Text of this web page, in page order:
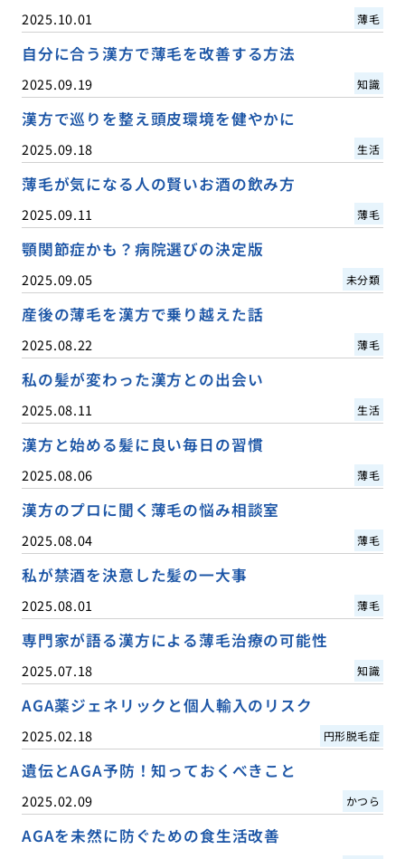
2025.10.01 薄毛
自分に合う漢方で薄毛を改善する方法
2025.09.19 知識
漢方で巡りを整え頭皮環境を健やかに
2025.09.18 生活
薄毛が気になる人の賢いお酒の飲み方
2025.09.11 薄毛
顎関節症かも？病院選びの決定版
2025.09.05 未分類
産後の薄毛を漢方で乗り越えた話
2025.08.22 薄毛
私の髪が変わった漢方との出会い
2025.08.11 生活
漢方と始める髪に良い毎日の習慣
2025.08.06 薄毛
漢方のプロに聞く薄毛の悩み相談室
2025.08.04 薄毛
私が禁酒を決意した髪の一大事
2025.08.01 薄毛
専門家が語る漢方による薄毛治療の可能性
2025.07.18 知識
AGA薬ジェネリックと個人輸入のリスク
2025.02.18 円形脱毛症
遺伝とAGA予防！知っておくべきこと
2025.02.09 かつら
AGAを未然に防ぐための食生活改善